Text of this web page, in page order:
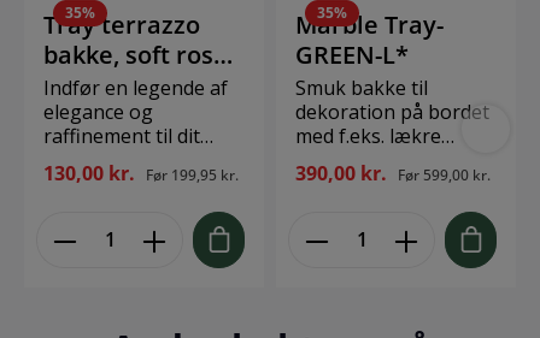
35%
Tray terrazzo
bakke, soft rose
20x30 cm*
Indfør en legende af
elegance og
raffinement til dit
hjem med vores
terrazzo bakke i soft
betagende bakke
fusionerer moderne
terrazzo, hvilket
130,00 kr. Før 199,95 kr.
35%
Marble Tray-
GREEN-L*
Smuk bakke til
dekoration på bordet
med f.eks. lækre
duftlys, skåle med
nødder eller
småting på
badeværelset. Fås i
Living Størrelse: L45
390,00 kr. Før 599,00 kr.